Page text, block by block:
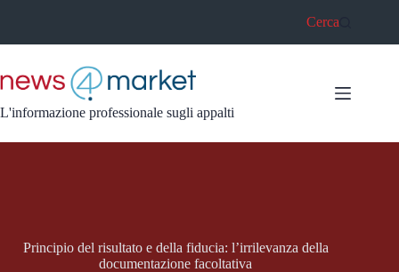
Cerca
L'informazione professionale sugli appalti
Principio del risultato e della fiducia: l’irrilevanza della
documentazione facoltativa